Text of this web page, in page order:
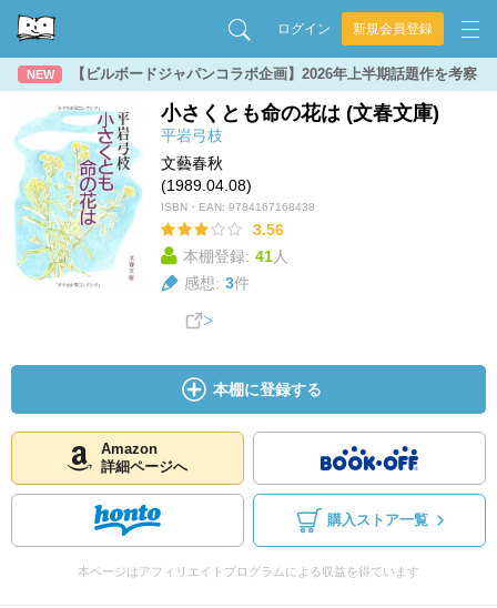
ログイン 新規会員登録
NEW 【ビルボードジャパンコラボ企画】2026年上半期話題作を考察
小さくとも命の花は (文春文庫)
平岩弓枝
文藝春秋
(1989.04.08)
ISBN・EAN: 9784167168438
3.56
本棚登録: 41人
感想: 3件
本棚に登録する
Amazon
詳細ページへ
購入ストア一覧
本ページはアフィリエイトプログラムによる収益を得ています